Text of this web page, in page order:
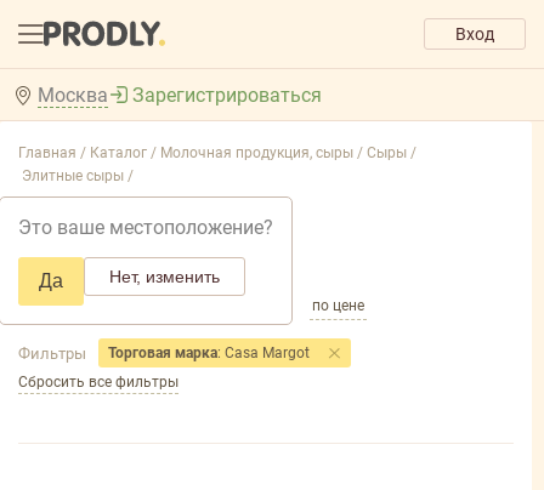
Вход
Москва
Это ваше местоположение?
Да Нет, изменить
Зарегистрироваться
Главная / Каталог / Молочная продукция, сыры / Сыры /
Элитные сыры /
Добавить фильтр товаров
по популярности по цене
Фильтры Торговая марка: Casa Margot
Сбросить все фильтры